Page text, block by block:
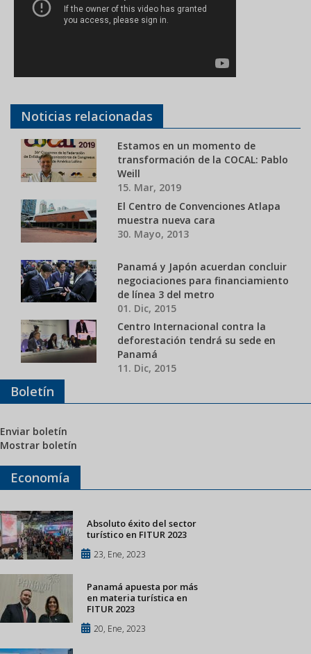
Noticias relacionadas
Estamos en un momento de
transformación de la COCAL: Pablo
Weill
15. Mar, 2019
El Centro de Convenciones Atlapa
muestra nueva cara
30. Mayo, 2013
Panamá y Japón acuerdan concluir
negociaciones para financiamiento
de línea 3 del metro
01. Dic, 2015
Centro Internacional contra la
deforestación tendrá su sede en
Panamá
11. Dic, 2015
Boletín
Enviar boletín
Mostrar boletín
Economía
Absoluto éxito del sector
turístico en FITUR 2023
23, Ene, 2023
Panamá apuesta por más
en materia turística en
FITUR 2023
20, Ene, 2023